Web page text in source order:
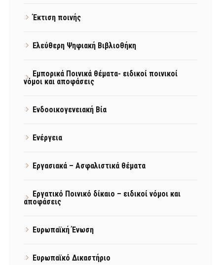
Έκτιση ποινής
Ελεύθερη Ψηφιακή Βιβλιοθήκη
Εμπορικά Ποινικά θέματα- ειδικοί ποινικοί
νόμοι και αποφάσεις
Ενδοοικογενειακή Βία
Ενέργεια
Εργασιακά – Ασφαλιστικά θέματα
Εργατικό Ποινικό δίκαιο – ειδικοί νόμοι και
αποφάσεις
Ευρωπαϊκή Ένωση
Ευρωπαϊκό Δικαστήριο